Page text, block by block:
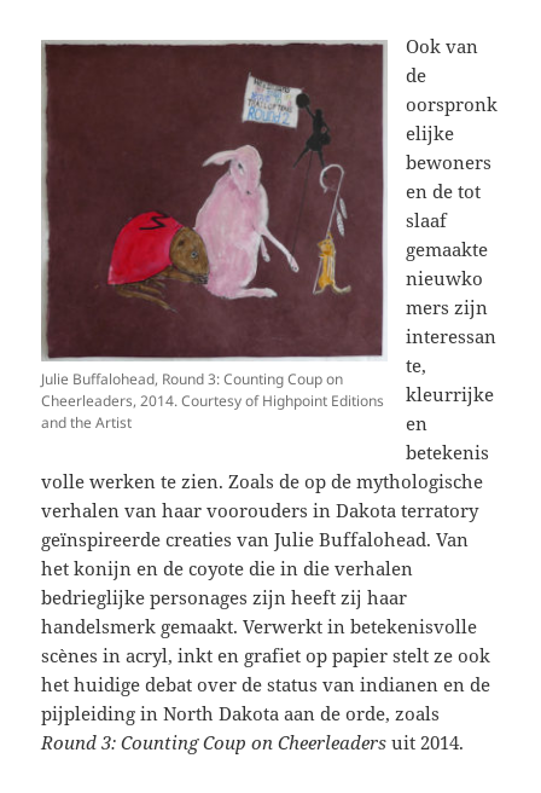
Julie Buffalohead, Round 3: Counting Coup on
Cheerleaders, 2014. Courtesy of Highpoint Editions
and the Artist
Ook van
de
oorspronk
elijke
bewoners
en de tot
slaaf
gemaakte
nieuwko
mers zijn
interessan
te,
kleurrijke
en
betekenis
volle werken te zien. Zoals de op de mythologische
verhalen van haar voorouders in Dakota terratory
geïnspireerde creaties van Julie Buffalohead. Van
het konijn en de coyote die in die verhalen
bedrieglijke personages zijn heeft zij haar
handelsmerk gemaakt. Verwerkt in betekenisvolle
scènes in acryl, inkt en grafiet op papier stelt ze ook
het huidige debat over de status van indianen en de
pijpleiding in North Dakota aan de orde, zoals
Round 3: Counting Coup on Cheerleadersuit 2014.